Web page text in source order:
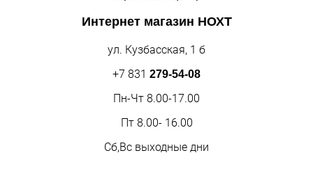
Интернет магазин НОХТ
ул. Кузбасская, 1 б
+7 831 279-54-08
Пн-Чт 8.00-17.00
Пт 8.00- 16.00
Сб,Вс выходные дни